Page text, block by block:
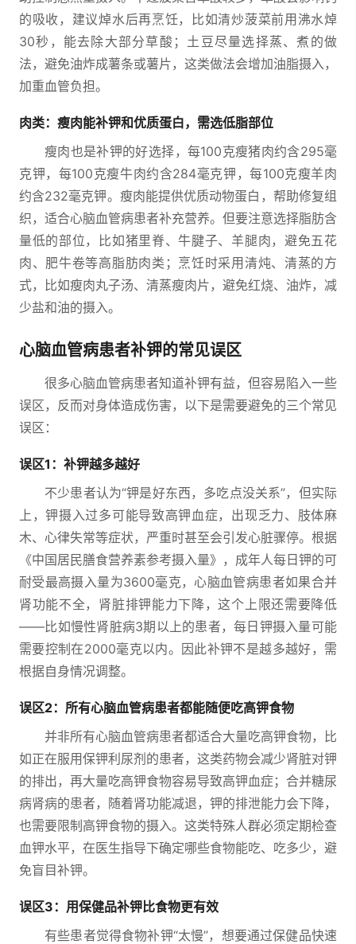
的吸收，建议焯水后再烹饪，比如清炒菠菜前用沸水焯
30秒，能去除大部分草酸；土豆尽量选择蒸、煮的做
法，避免油炸成薯条或薯片，这类做法会增加油脂摄入，
加重血管负担。
肉类：瘦肉能补钾和优质蛋白，需选低脂部位
瘦肉也是补钾的好选择，每100克瘦猪肉约含295毫
克钾，每100克瘦牛肉约含284毫克钾，每100克瘦羊肉
约含232毫克钾。瘦肉能提供优质动物蛋白，帮助修复组
织，适合心脑血管病患者补充营养。但要注意选择脂肪含
量低的部位，比如猪里脊、牛腱子、羊腿肉，避免五花
肉、肥牛卷等高脂肪肉类；烹饪时采用清炖、清蒸的方
式，比如瘦肉丸子汤、清蒸瘦肉片，避免红烧、油炸，减
少盐和油的摄入。
心脑血管病患者补钾的常见误区
很多心脑血管病患者知道补钾有益，但容易陷入一些
误区，反而对身体造成伤害，以下是需要避免的三个常见
误区：
误区1：补钾越多越好
不少患者认为“钾是好东西，多吃点没关系”，但实际
上，钾摄入过多可能导致高钾血症，出现乏力、肢体麻
木、心律失常等症状，严重时甚至会引发心脏骤停。根据
《中国居民膳食营养素参考摄入量》，成年人每日钾的可
耐受最高摄入量为3600毫克，心脑血管病患者如果合并
肾功能不全，肾脏排钾能力下降，这个上限还需要降低
——比如慢性肾脏病3期以上的患者，每日钾摄入量可能
需要控制在2000毫克以内。因此补钾不是越多越好，需
根据自身情况调整。
误区2：所有心脑血管病患者都能随便吃高钾食物
并非所有心脑血管病患者都适合大量吃高钾食物，比
如正在服用保钾利尿剂的患者，这类药物会减少肾脏对钾
的排出，再大量吃高钾食物容易导致高钾血症；合并糖尿
病肾病的患者，随着肾功能减退，钾的排泄能力会下降，
也需要限制高钾食物的摄入。这类特殊人群必须定期检查
血钾水平，在医生指导下确定哪些食物能吃、吃多少，避
免盲目补钾。
误区3：用保健品补钾比食物更有效
有些患者觉得食物补钾“太慢”，想要通过保健品快速